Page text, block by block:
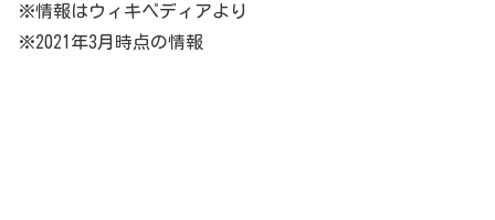
※情報はウィキペディアより
※2021年3月時点の情報